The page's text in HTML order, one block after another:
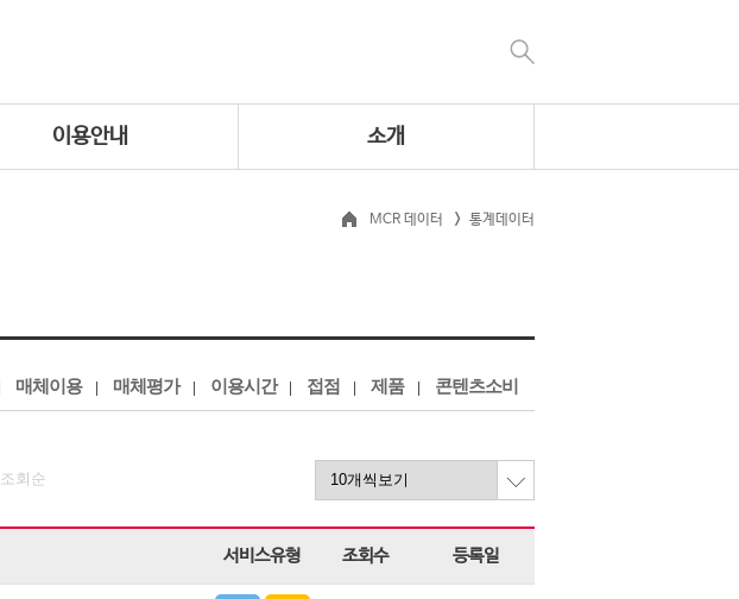
이용안내 소개
MCR 데이터 통계데이터
매체이용 매체평가 이용시간 접점 제품 콘텐츠소비
조회순
서비스유형 조회수 등록일